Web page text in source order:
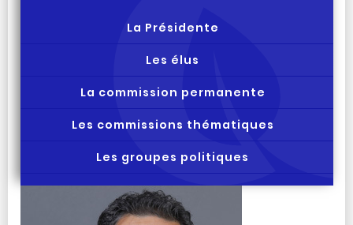
La Présidente
Les élus
La commission permanente
Les commissions thématiques
Les groupes politiques